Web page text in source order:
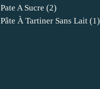
Pate A Sucre (2)
Pâte À Tartiner Sans Lait (1)